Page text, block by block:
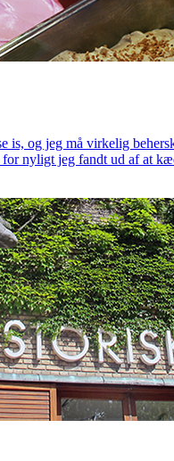
is, og jeg må virkelig
nyligt jeg fandt ud af at